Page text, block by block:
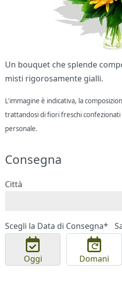
Un bouquet che splende
misti rigorosamente gialli.
L'immagine è indicativa, la
trattandosi di fiori freschi confezionati
personale.
Consegna
Città
Scegli la Data di Consegna*
Oggi Domani